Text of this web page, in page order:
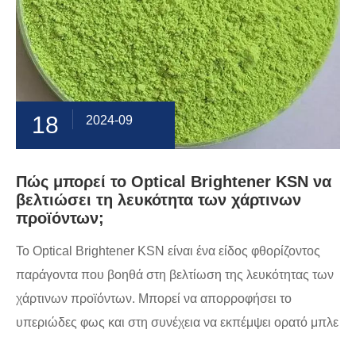
18 2024-09
Πώς μπορεί το Optical Brightener KSN να
βελτιώσει τη λευκότητα των χάρτινων
προϊόντων;
Το Optical Brightener KSN είναι ένα είδος φθορίζοντος
παράγοντα που βοηθά στη βελτίωση της λευκότητας των
χάρτινων προϊόντων. Μπορεί να απορροφήσει το
υπεριώδες φως και στη συνέχεια να εκπέμψει ορατό μπλε